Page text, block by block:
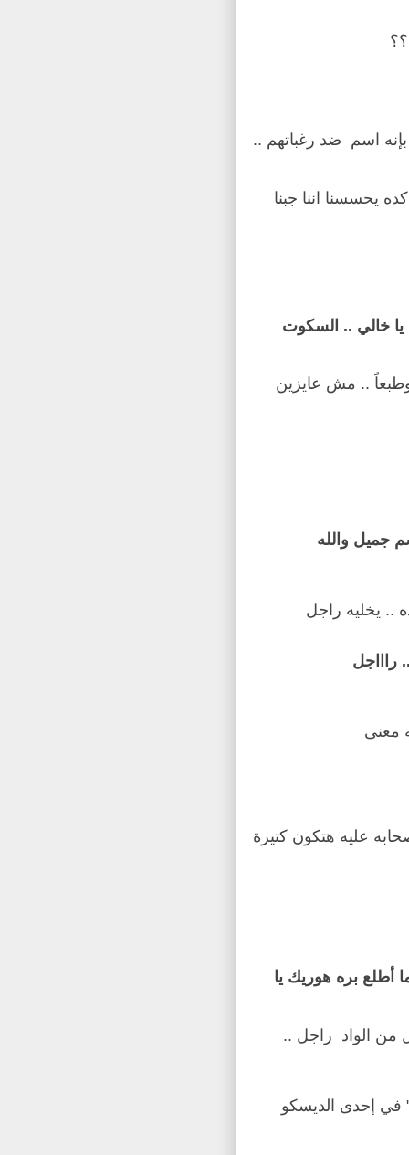
؟؟
اسم ضد رغباتهم ..
يحسسنا اننا جبنا
خالي .. السكوت
.. مش عايزين
جميل والله
.. يخليه راجل
.. راااجل
معنى
عليه هتكون كتيرة
أطلع بره هوريك يا
من الواد راجل ..
إحدى الديسكو